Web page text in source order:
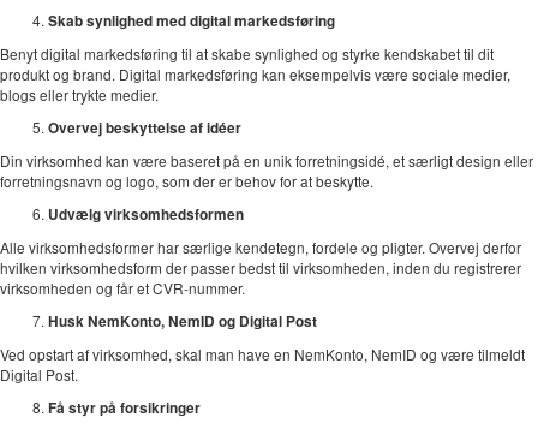
Skab synlighed med digital markedsføring
Benyt digital markedsføring til at skabe synlighed og styrke kendskabet til dit
produkt og brand. Digital markedsføring kan eksempelvis være sociale medier,
blogs eller trykte medier.
Overvej beskyttelse af idéer
Din virksomhed kan være baseret på en unik forretningsidé, et særligt design eller
forretningsnavn og logo, som der er behov for at beskytte.
Udvælg virksomhedsformen
Alle virksomhedsformer har særlige kendetegn, fordele og pligter. Overvej derfor
hvilken virksomhedsform der passer bedst til virksomheden, inden du registrerer
virksomheden og får et CVR-nummer.
Husk NemKonto, NemID og Digital Post
Ved opstart af virksomhed, skal man have en NemKonto, NemID og være tilmeldt
Digital Post.
Få styr på forsikringer